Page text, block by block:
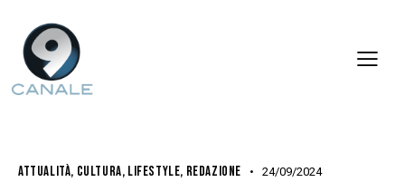
ATTUALITÀ, CULTURA, LIFESTYLE, REDAZIONE 24/09/2024